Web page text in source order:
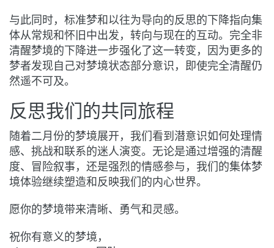
与此同时，标准梦和以往为导向的反思的下降指向集
体从常规和怀旧中出发，转向与现在的互动。完全非
清醒梦境的下降进一步强化了这一转变，因为更多的
梦者发现自己对梦境状态部分意识，即使完全清醒仍
然遥不可及。
反思我们的共同旅程
随着二月份的梦境展开，我们看到潜意识如何处理情
感、挑战和联系的迷人演变。无论是通过增强的清醒
度、冒险叙事，还是强烈的情感参与，我们的集体梦
境体验继续塑造和反映我们的内心世界。
愿你的梦境带来清晰、勇气和灵感。
祝你有意义的梦境，